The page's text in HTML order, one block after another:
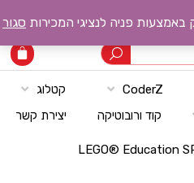
טכנולוגיות
CoderZ
קטלוג
קוד ורובוטיקה יצירת קשר
LEGO® Education
פניה לנציגי המכירות סגור